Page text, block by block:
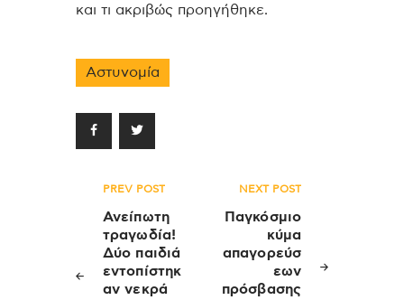
και τι ακριβώς προηγήθηκε.
Αστυνομία
Πλοήγηση
άρθρων
PREV POST
Ανείπωτη
τραγωδία!
Δύο παιδιά
εντοπίστηκ
αν νεκρά
NEXT POST
Παγκόσμιο
κύμα
απαγορεύσ
εων
πρόσβασης